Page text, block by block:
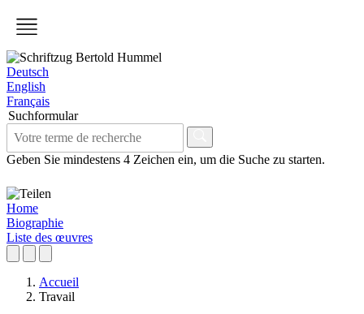
Deutsch
English
Français
Suchformular
Geben Sie mindestens 4 Zeichen ein, um die Suche zu starten.
Home
Biographie
Liste des œuvres
Accueil
Travail